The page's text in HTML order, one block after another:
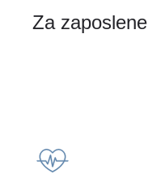
Za zaposlene